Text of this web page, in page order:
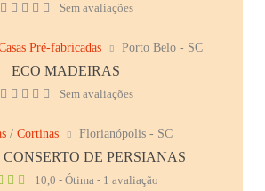
Sem avaliações
Pré-fabricadas Porto Belo - SC
ECO MADEIRAS
Sem avaliações
/ Cortinas Florianópolis - SC
CONSERTO DE PERSIANAS
10,0 - Ótima - 1 avaliação